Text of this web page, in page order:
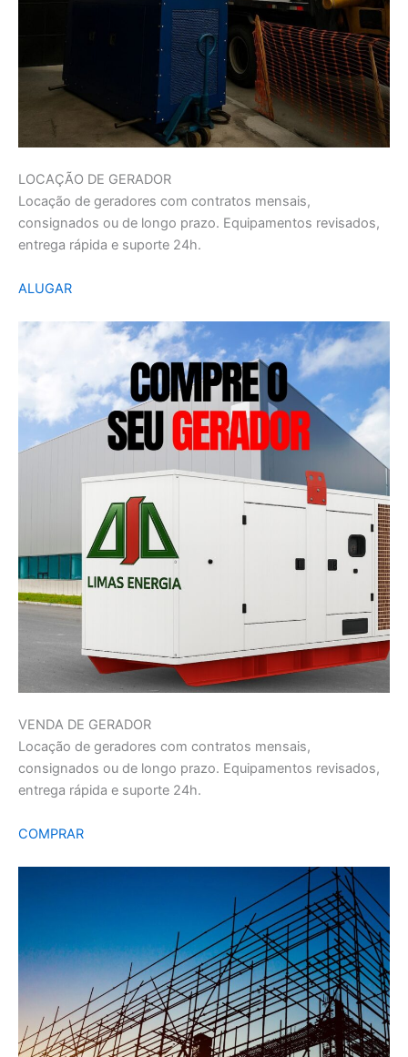
LOCAÇÃO DE GERADOR
Locação de geradores com contratos mensais,
consignados ou de longo prazo. Equipamentos revisados,
entrega rápida e suporte 24h.
ALUGAR
VENDA DE GERADOR
Locação de geradores com contratos mensais,
consignados ou de longo prazo. Equipamentos revisados,
entrega rápida e suporte 24h.
COMPRAR